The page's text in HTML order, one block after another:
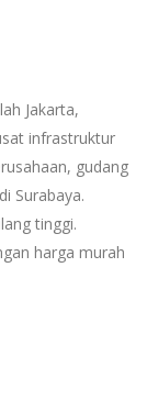
Jakarta,
infrastruktur
gudang
Surabaya.
tinggi.
harga murah